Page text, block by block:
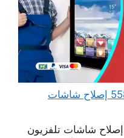
فني تصليح تلفزيونات 55880595 إصلاح شاشات
شاشات تلفزيون